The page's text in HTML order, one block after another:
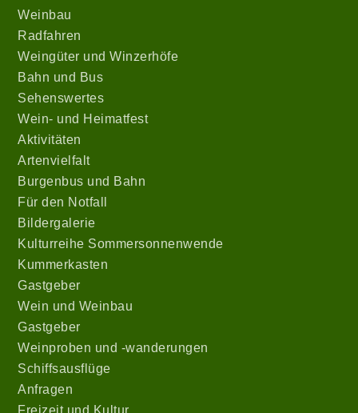
Weinbau
Radfahren
Weingüter und Winzerhöfe
Bahn und Bus
Sehenswertes
Wein- und Heimatfest
Aktivitäten
Artenvielfalt
Burgenbus und Bahn
Für den Notfall
Bildergalerie
Kulturreihe Sommersonnenwende
Kummerkasten
Gastgeber
Wein und Weinbau
Gastgeber
Weinproben und -wanderungen
Schiffsausflüge
Anfragen
Freizeit und Kultur